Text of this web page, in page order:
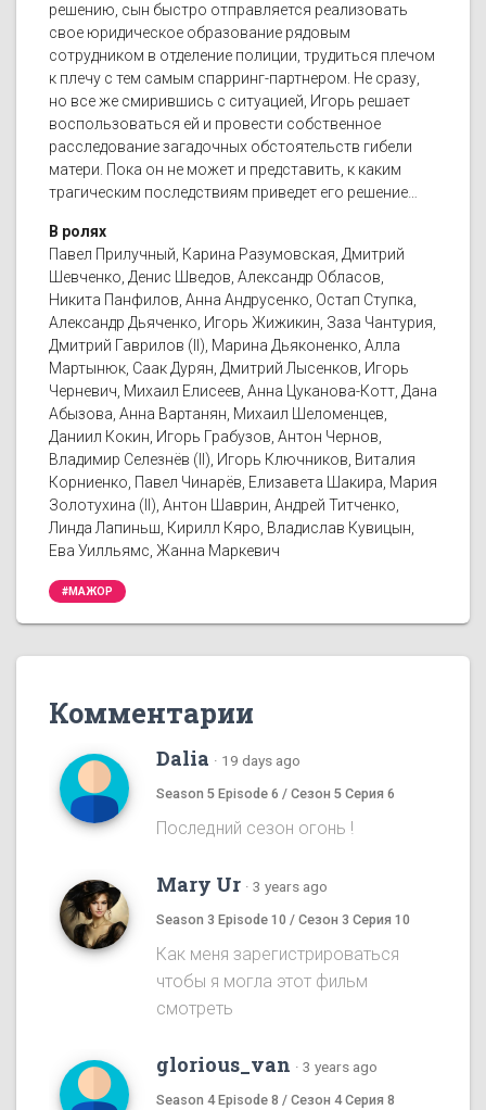
решению, сын быстро отправляется реализовать
свое юридическое образование рядовым
сотрудником в отделение полиции, трудиться плечом
к плечу с тем самым спарринг-партнером. Не сразу,
но все же смирившись с ситуацией, Игорь решает
воспользоваться ей и провести собственное
расследование загадочных обстоятельств гибели
матери. Пока он не может и представить, к каким
трагическим последствиям приведет его решение…
В ролях
Павел Прилучный, Карина Разумовская, Дмитрий
Шевченко, Денис Шведов, Александр Обласов,
Никита Панфилов, Анна Андрусенко, Остап Ступка,
Александр Дьяченко, Игорь Жижикин, Заза Чантурия,
Дмитрий Гаврилов (II), Марина Дьяконенко, Алла
Мартынюк, Саак Дурян, Дмитрий Лысенков, Игорь
Черневич, Михаил Елисеев, Анна Цуканова-Котт, Дана
Абызова, Анна Вартанян, Михаил Шеломенцев,
Даниил Кокин, Игорь Грабузов, Антон Чернов,
Владимир Селезнёв (II), Игорь Ключников, Виталия
Корниенко, Павел Чинарёв, Елизавета Шакира, Мария
Золотухина (II), Антон Шаврин, Андрей Титченко,
Линда Лапиньш, Кирилл Кяро, Владислав Кувицын,
Ева Уилльямс, Жанна Маркевич
#МАЖОР
Комментарии
Dalia · 19 days ago
Season 5 Episode 6 / Сезон 5 Серия 6
Последний сезон огонь !
Mary Ur · 3 years ago
Season 3 Episode 10 / Сезон 3 Серия 10
Как меня зарегистрироваться
чтобы я могла этот фильм
смотреть
glorious_van · 3 years ago
Season 4 Episode 8 / Сезон 4 Серия 8